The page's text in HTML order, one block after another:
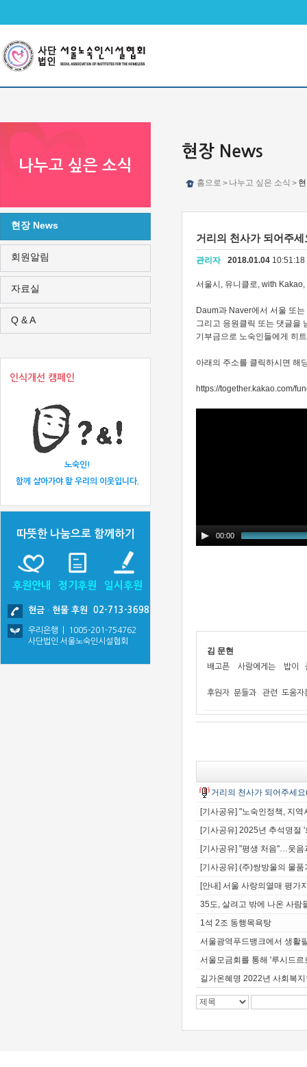
현장 News
홈으로 > 나누고 싶은 소식 >
거리의 천사가 되어주
관리자 2018.01.04 10:51:18
서울시, 유니클로, with
Daum과 Naver에서 서울 또
그리고 응원클릭 또는 댓글을
기부금으로 노숙인들에게 히
아래의 주소를 클릭하시면 해
https://together.kakao.com/
00:00
김 문현
배고픈 사람에게는 밥이
후원자 분들과 관련 도움
거리의 천사가 되어주세
[기사공유] "노숙인정책, 지
[기사공유] 2025년 추석명절
[기사공유] "평생 처음"…웃음
[기사공유] (주)쌍방울의 물
[안내] 서울 사랑의열매 평가
35도, 살려고 밖에 나온 사람
1석 2조 동행목욕탕
서울광역푸드뱅크에서 생활
서울모금회를 통해 '루시드
길가온혜명 2022년 사회복
나누고 싶은 소식
현장 News
회원알림
자료실
Q & A
인식개선 캠페인
노숙인!
함께 살아가야 할 우리의 이웃입니다.
따뜻한 나눔으로 함께하기
후원안내 정기후원 일시후원
현금 · 현물 후원 02-713-3698
우리은행 | 1005-201-754762
사단법인 서울노숙인시설협회